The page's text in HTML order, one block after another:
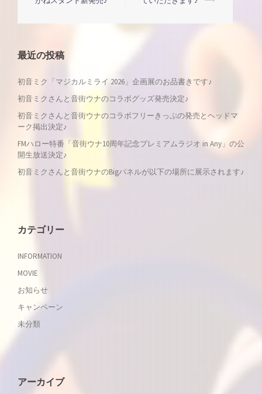
稿
ナ
ビ
ゲ
ー
シ
ョ
最近の投稿
初音ミク「マジカルミライ 2026」企画展のお品書きです♪
初音ミクさんと音街ウナのコラボグッズ発売決定♪
初音ミクさんと音街ウナのコラボフリーきっぷの発売とヘッドマ
ーク掲出決定♪
FMハロー特番「音街ウナ10周年記念プレミアムラジオ in Any」の公
開生放送決定♪
初音ミクさんと音街ウナのBigパネルが以下の場所に展示されます♪
カテゴリー
INFORMATION
MOVIE
お知らせ
キャンペーン
未分類
アーカイブ